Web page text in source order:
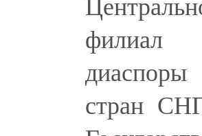
филиал
стран